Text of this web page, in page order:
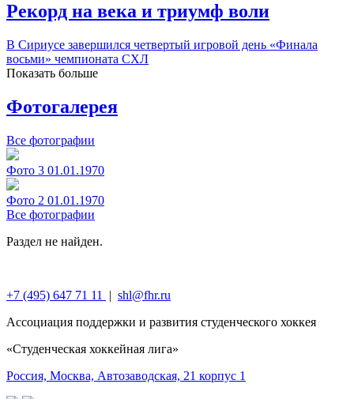
Рекорд на века и триумф воли
В Сириусе завершился четвертый игровой день «Финала
восьми» чемпионата СХЛ
Показать больше
Фотогалерея
Все фотографии
Фото 3 01.01.1970
Фото 2 01.01.1970
Все фотографии
Раздел не найден.
+7 (495) 647 71 11 | shl@fhr.ru
Ассоциация поддержки и развития студенческого хоккея‎
«Студенческая хоккейная лига»
Россия, Москва, Автозаводская, 21 корпус 1